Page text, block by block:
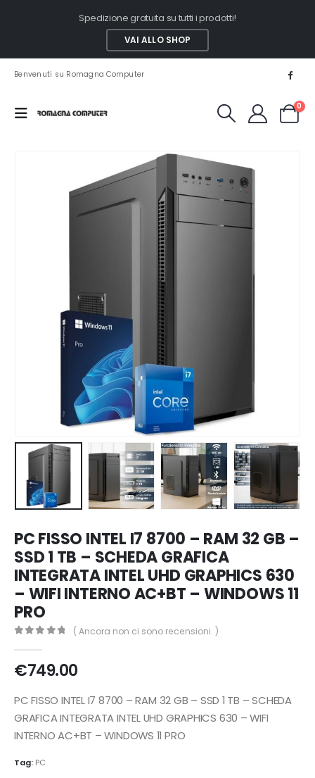
Spedizione gratuita su tutti i prodotti!
VAI ALLO SHOP
Benvenuti su Romagna Computer
0
PC FISSO INTEL I7 8700 – RAM 32 GB –
SSD 1 TB – SCHEDA GRAFICA
INTEGRATA INTEL UHD GRAPHICS 630
– WIFI INTERNO AC+BT – WINDOWS 11
PRO
( Ancora non ci sono recensioni. )
€749.00
PC FISSO INTEL I7 8700 – RAM 32 GB – SSD 1 TB – SCHEDA
GRAFICA INTEGRATA INTEL UHD GRAPHICS 630 – WIFI
INTERNO AC+BT – WINDOWS 11 PRO
Tag: PC